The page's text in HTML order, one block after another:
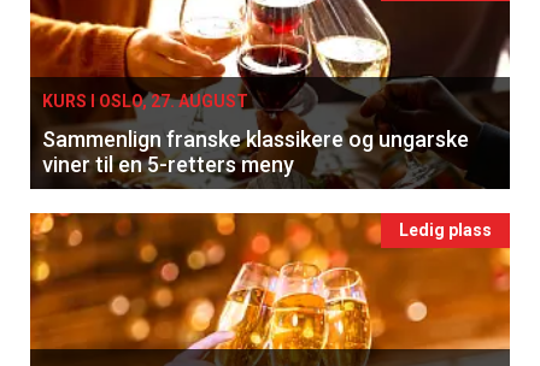
KURS I OSLO, 27. AUGUST
Sammenlign franske klassikere og ungarske
viner til en 5-retters meny
Ledig plass